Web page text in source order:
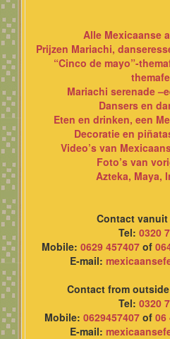
Alle Mexicaanse
Prijzen Mariachi,
“Cinco de mayo”-
Mariachi serenade
Dansers en
Eten en drinken, een
Decoratie en
Video’s van
Foto’s van
Azteka, Maya,
Contact vanuit
Tel: 0320
Mobile: 0629 457407 of
E-mail:
Contact from
Tel: 0320
Mobile: 0629457407 of 06
E-mail: